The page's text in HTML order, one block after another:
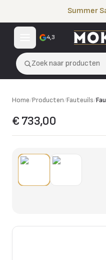
Summer
4,3
Zoek naar producten
Home/Producten/Fauteuils/
€ 733,00